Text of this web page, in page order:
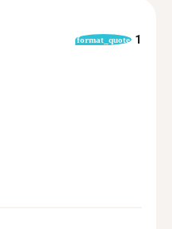
format_quote 1